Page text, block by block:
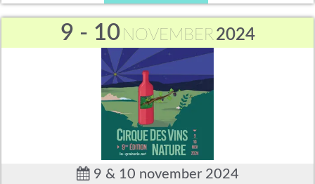
9 - 10 NOVEMBER 2024
9 & 10 november 2024